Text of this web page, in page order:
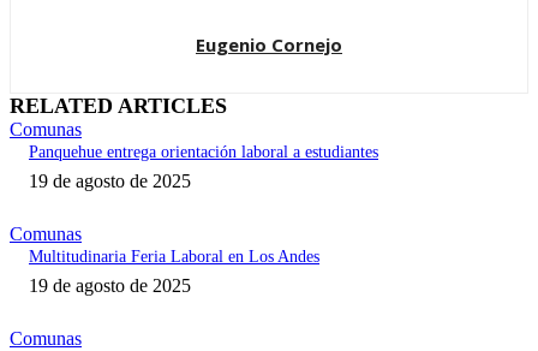
Eugenio Cornejo
RELATED ARTICLES
Comunas
Panquehue entrega orientación laboral a estudiantes
19 de agosto de 2025
Comunas
Multitudinaria Feria Laboral en Los Andes
19 de agosto de 2025
Comunas